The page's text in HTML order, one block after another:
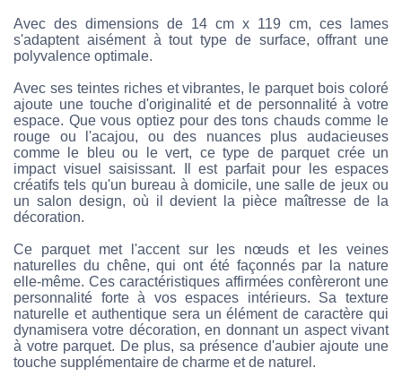
Avec des dimensions de 14 cm x 119 cm, ces lames
s'adaptent aisément à tout type de surface, offrant une
polyvalence optimale.
Avec ses teintes riches et vibrantes, le parquet bois coloré
ajoute une touche d'originalité et de personnalité à votre
espace. Que vous optiez pour des tons chauds comme le
rouge ou l'acajou, ou des nuances plus audacieuses
comme le bleu ou le vert, ce type de parquet crée un
impact visuel saisissant. Il est parfait pour les espaces
créatifs tels qu'un bureau à domicile, une salle de jeux ou
un salon design, où il devient la pièce maîtresse de la
décoration.
Ce parquet met l'accent sur les nœuds et les veines
naturelles du chêne, qui ont été façonnés par la nature
elle-même. Ces caractéristiques affirmées confèreront une
personnalité forte à vos espaces intérieurs. Sa texture
naturelle et authentique sera un élément de caractère qui
dynamisera votre décoration, en donnant un aspect vivant
à votre parquet. De plus, sa présence d'aubier ajoute une
touche supplémentaire de charme et de naturel.